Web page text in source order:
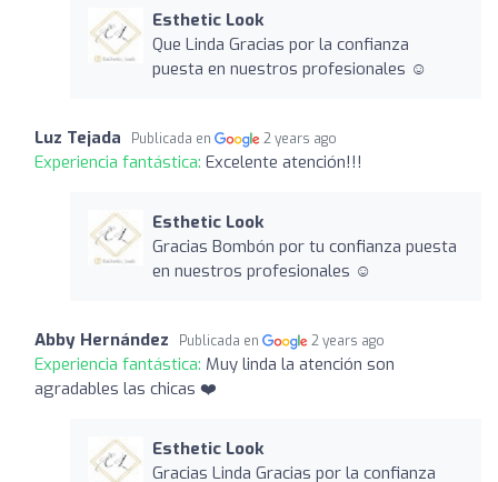
Esthetic Look
Que Linda Gracias por la confianza
puesta en nuestros profesionales ☺️
Luz Tejada Publicada en 2 years ago
Experiencia fantástica: Excelente atención!!!
Esthetic Look
Gracias Bombón por tu confianza puesta
en nuestros profesionales ☺️
Abby Hernández Publicada en 2 years ago
Experiencia fantástica: Muy linda la atención son
agradables las chicas ❤️
Esthetic Look
Gracias Linda Gracias por la confianza